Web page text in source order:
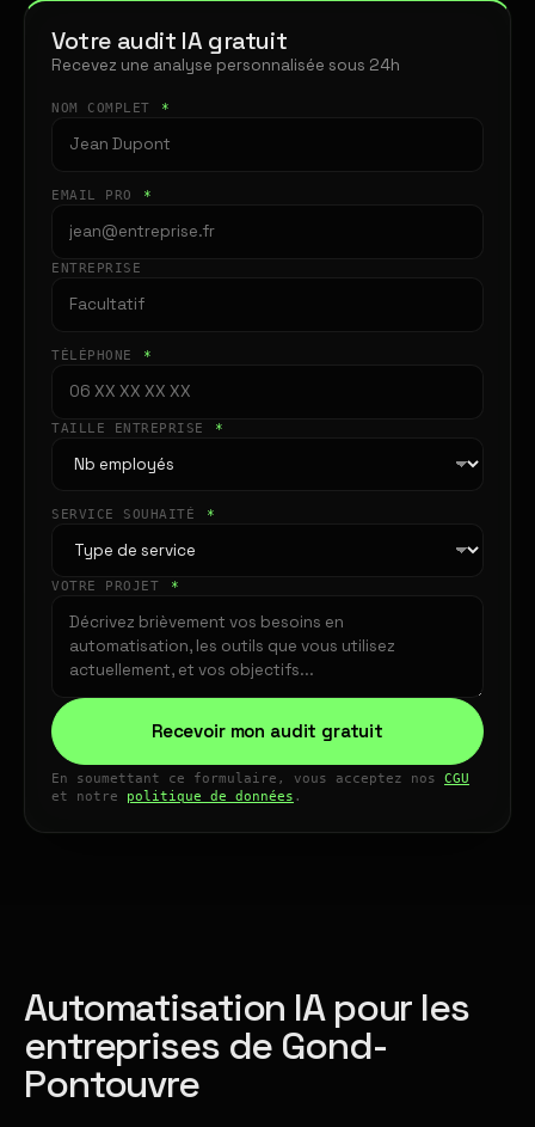
Votre audit IA gratuit
Recevez une analyse personnalisée sous 24h
NOM COMPLET *
EMAIL PRO *
ENTREPRISE
TÉLÉPHONE *
TAILLE ENTREPRISE *
SERVICE SOUHAITÉ *
VOTRE PROJET *
Recevoir mon audit gratuit
En soumettant ce formulaire, vous acceptez nos CGU
et notre politique de données .
Automatisation IA pour les
entreprises de Gond-
Pontouvre